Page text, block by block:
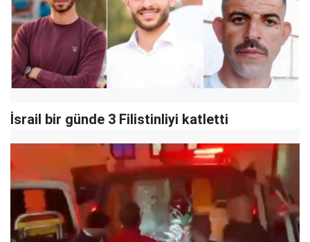
İsrail bir günde 3 Filistinliyi katletti